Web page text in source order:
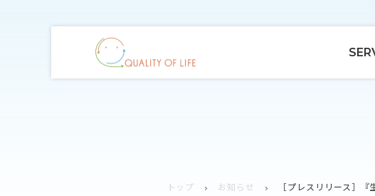
トップ お知らせ ［プレスリリース］